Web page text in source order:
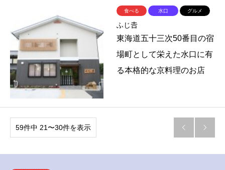
食べる 水口 グルメ
ふじ𠮷
東海道五十三次50番目の宿
場町として栄えた水口に有
る本格的な京料理のお店
59件中 21〜30件を表示  